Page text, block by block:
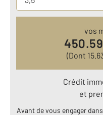
vos
450.59
(Dont
Crédit
et
Avant de vous engager